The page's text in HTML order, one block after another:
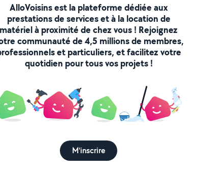
AlloVoisins est la plateforme dédiée aux
prestations de services et à la location de
matériel à proximité de chez vous ! Rejoignez
communauté de 4,5 millions de membres,
et particuliers, et facilitez votre
quotidien pour tous vos projets !
M'inscrire